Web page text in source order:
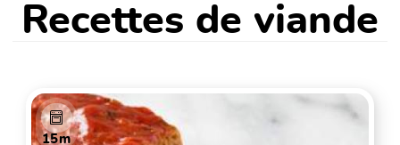
Recettes de viande
15m